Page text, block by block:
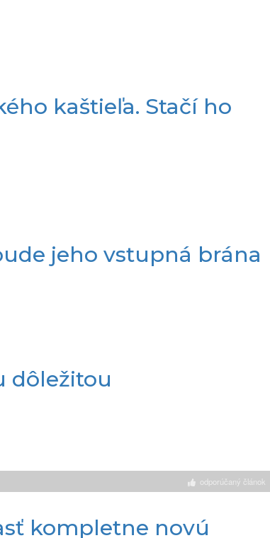
kaštieľa. Stačí ho
jeho vstupná brána
dôležitou
odporúčaný článok
kompletne novú